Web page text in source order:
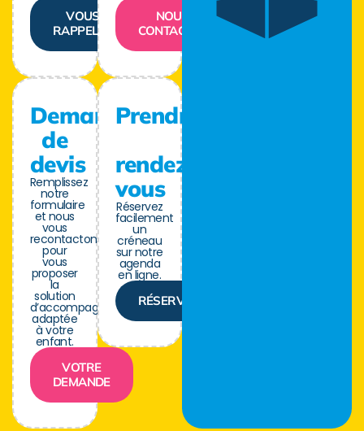
VOUS
RAPPELER
Demande
de
devis
Remplissez
notre
formulaire
et nous
vous
recontactons
pour
vous
proposer
la
solution
d’accompagnement
adaptée
à votre
enfant.
VOTRE
DEMANDE
NOUS
CONTACTER
Prendre
rendez-
vous
Réservez
facilement
un
créneau
sur notre
agenda
en ligne.
RÉSERVER